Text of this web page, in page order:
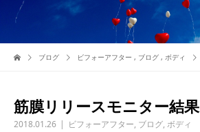
ブログ ビフォーアフター , ブログ , ボディ
筋膜リリースモニター結果
2018.01.26 ビフォーアフター, ブログ, ボディ